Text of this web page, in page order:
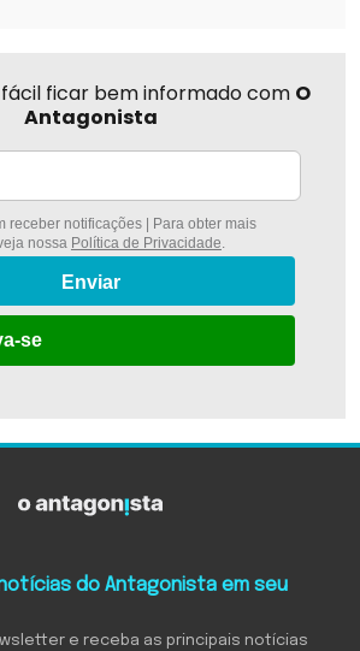
ficar bem informado com O
Antagonista
receber notificações | Para obter mais
nossa Política de Privacidade
Enviar
se
do Antagonista em seu
e receba as principais notícias